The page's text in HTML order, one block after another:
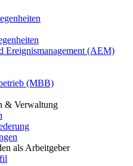
Ereignismanagement (AEM)
(MBB)
& Verwaltung
als Arbeitgeber